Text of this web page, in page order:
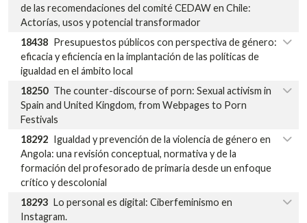
de las recomendaciones del comité CEDAW en Chile:
Actorías, usos y potencial transformador
18438 Presupuestos públicos con perspectiva de género:
eficacia y eficiencia en la implantación de las políticas de
igualdad en el ámbito local
18250 The counter-discourse of porn: Sexual activism in
Spain and United Kingdom, from Webpages to Porn
Festivals
18292 Igualdad y prevención de la violencia de género en
Angola: una revisión conceptual, normativa y de la
formación del profesorado de primaria desde un enfoque
crítico y descolonial
18293 Lo personal es digital: Ciberfeminismo en
Instagram.